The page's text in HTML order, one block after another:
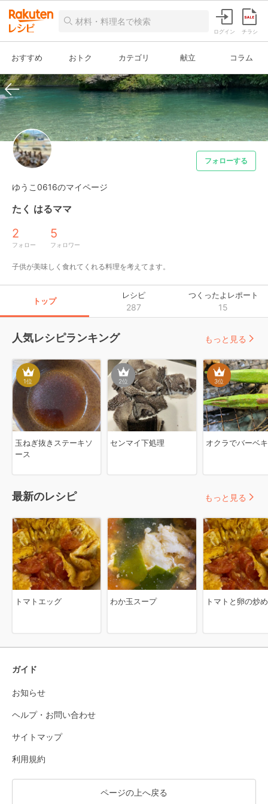
ログイン チラシ
おすすめ おトク カテゴリ 献立 コラム
フォローする
ゆうこ0616のマイページ
たく はるママ
2
フォロー
5
フォロワー
子供が美味しく食れてくれる料理を考えてます。
トップ
レシピ
287
つくったよレポート
15
人気レシピランキング
1位
玉ねぎ抜きステーキソ
ース
2位
センマイ下処理
3位
オクラでバーベ
もっと見る
最新のレシピ
トマトエッグ わか玉スープ トマトと卵の炒
もっと見る
ガイド
お知らせ
ヘルプ・お問い合わせ
サイトマップ
利用規約
ページの上へ戻る